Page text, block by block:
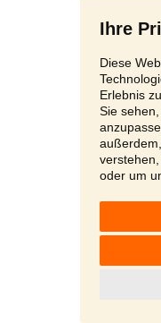
Ihre
Diese
Erlebnis
Sie
oder um